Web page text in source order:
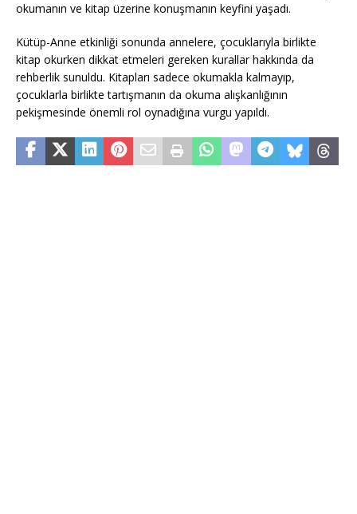
okumanın ve kitap üzerine konuşmanın keyfini yaşadı.
Kütüp-Anne etkinliği sonunda annelere, çocuklarıyla birlikte
kitap okurken dikkat etmeleri gereken kurallar hakkında da
rehberlik sunuldu. Kitapları sadece okumakla kalmayıp,
çocuklarla birlikte tartışmanın da okuma alışkanlığının
pekişmesinde önemli rol oynadığına vurgu yapıldı.